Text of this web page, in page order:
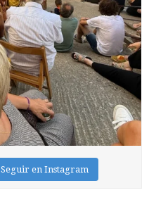
Seguir en Instagram